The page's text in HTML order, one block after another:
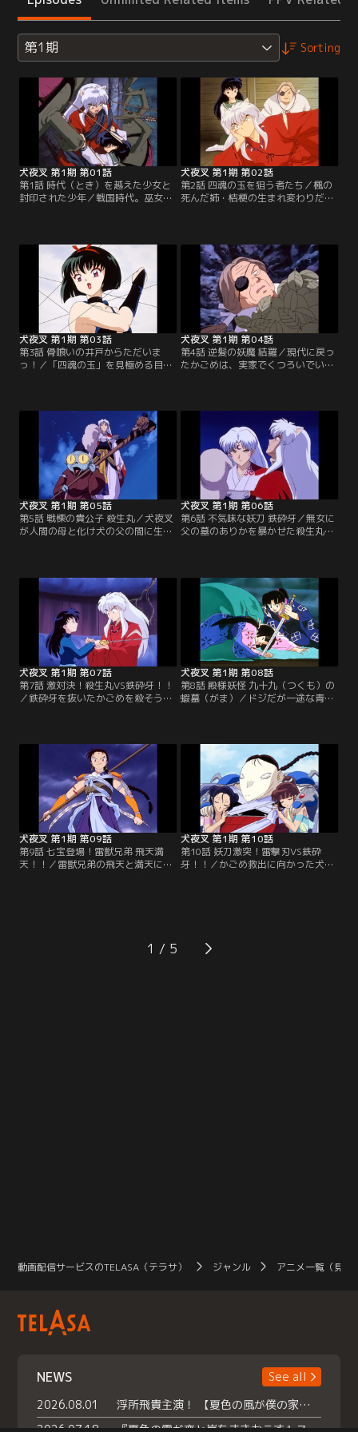
第1期 Sorting
犬夜叉 第1期 第01話
第1話 時代（とき）を越えた少女と
封印された少年／戦国時代。巫女・
時、百足の妖怪が現れ、かごめの脇
腹を喰い破る。※第1話-第34話のオ
ープニング映像・音楽は、都合によ
り放送当時のものとは異なります。
【提供：バンダイチャンネル】
犬夜叉 第1期 第02話
第2話 四魂の玉を狙う者たち／楓の
死んだ姉・桔梗の生まれ変わりだと
れ、屍舞烏を引き裂く犬夜叉。だ
が、「四魂の玉」を飲み込んでいた
屍舞烏はすぐに再生する。※第1話-
第34話のオープニング映像・音楽
は、都合により放送当時のものとは
異なります。【提供：バンダイチャ
ンネル】
犬夜叉 第1期 第03話
第3話 骨喰いの井戸からただいま
っ！／「四魂の玉」を見極める目を
た。だが、仲違いをしてしまい、か
ごめは「骨喰いの井戸」から現代へ
戻る。※第1話-第34話のオープニン
グ映像・音楽は、都合により放送当
時のものとは異なります。【提供：
バンダイチャンネル】
犬夜叉 第1期 第04話
第4話 逆髪の妖魔 結羅／現代に戻っ
たかごめは、実家でくつろいでい
撃が及ぶのをくい止めるため、かご
めは犬夜叉と共に戦国時代に戻り、
結羅と戦うが…。※第1話-第34話の
オープニング映像・音楽は、都合に
より放送当時のものとは異なりま
す。【提供：バンダイチャンネル】
犬夜叉 第1期 第05話
第5話 戦慄の貴公子 殺生丸／犬夜叉
が人間の母と化け犬の父の間に生ま
死んだ母を冥界から呼び出した。だ
が、その母の正体は妖怪・無女だっ
た。※第1話-第34話のオープニング
映像・音楽は、都合により放送当時
のものとは異なります。【提供：バ
ンダイチャンネル】
犬夜叉 第1期 第06話
第6話 不気味な妖刀 鉄砕牙／無女に
父の墓のありかを暴かせた殺生丸
と共に殺生丸を追う。すると、その
中には、犬夜叉たちの父の形見であ
る妖刀「鉄砕牙」があった。※第1
話-第34話のオープニング映像・音
楽は、都合により放送当時のものと
は異なります。【提供：バンダイチ
ャンネル】
犬夜叉 第1期 第07話
第7話 激対決！殺生丸VS鉄砕牙！！
／鉄砕牙を抜いたかごめを殺そうと
変化させる。そして、妖犬の本性を
現した殺生丸は、犬夜叉に腕を斬ら
れて撤退して…。※第1話-第34話の
オープニング映像・音楽は、都合に
より放送当時のものとは異なりま
す。【提供：バンダイチャンネル】
犬夜叉 第1期 第08話
第8話 殿様妖怪 九十九（つくも）の
蝦蟇（がま）／ドジだが一途な青年
を聞きつけ、姫を連れ戻しにきた。
※第1話-第34話のオープニング映
像・音楽は、都合により放送当時の
ものとは異なります。【提供：バン
ダイチャンネル】
犬夜叉 第1期 第09話
第9話 七宝登場！雷獣兄弟 飛天満
天！！／雷獣兄弟の飛天と満天に父
さらい、殺して毛生え薬にしようと
する…。※第1話-第34話のオープニ
犬夜叉 第1期 第10話
第10話 妖刀激突！雷撃刃VS鉄砕
牙！！／かごめ救出に向かった犬夜
話-第34話のオープニング映像・音
楽は、都合により放送当時のものと
1
動画配信サービスのTELASA（テラサ） ジャンル アニメ一覧（見放
NEWS
See all
2026.08.01
浮所飛貴主演！ 【夏色の風が僕の家にやってきた】 本日よりテラサで独占配信スタート！